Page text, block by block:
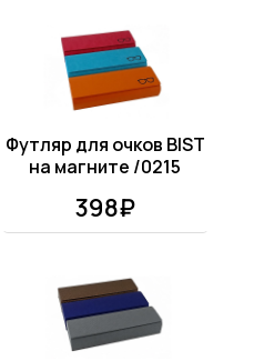
Футляр для очков BIST
на магните /0215
398₽